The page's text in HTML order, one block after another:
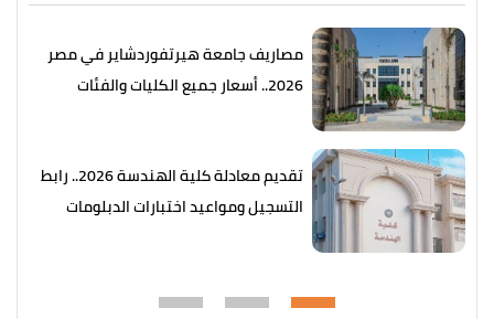
مصاريف جامعة هيرتفوردشاير في مصر
2026.. أسعار جميع الكليات والفئات
تقديم معادلة كلية الهندسة 2026.. رابط
التسجيل ومواعيد اختبارات الدبلومات